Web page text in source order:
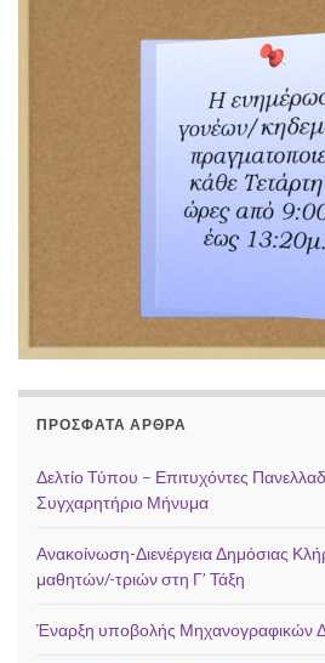
ΠΡΌΣΦΑΤΑ ΆΡΘΡΑ
Δελτίο Τύπου – Επιτυχόντες
Συγχαρητήριο Μήνυμα
Ανακοίνωση-Διενέργεια Δημόσιας
μαθητών/-τριών στη Γ’ Τάξη
Έναρξη υποβολής Μηχανογραφικών